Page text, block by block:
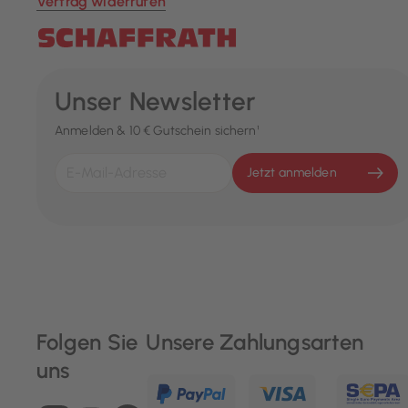
Unser Newsletter
Anmelden & 10 € Gutschein sichern¹
Jetzt anmelden
Folgen Sie
uns
Unsere Zahlungsarten